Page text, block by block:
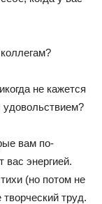
не кажется
вам по-
вас энергией.
(но потом не
труд.